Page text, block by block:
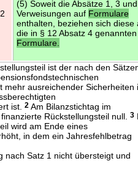
(5) Soweit die Absätze 1, 3
Verweisungen auf Formulare
enthalten, beziehen sich diese
die in § 12 Absatz 4 genannten
Formulare.
ist der nach den
mehr ausreichender Sicherheiten
ist.2 Am Bilanzstichtag im
Rückstellungsteil null.3
wird am Ende eines
in dem ein Jahresfehlbetrag
nach Satz 1 nicht übersteigt und